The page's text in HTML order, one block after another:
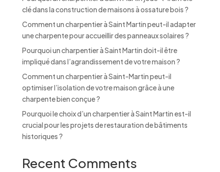
clé dans la construction de maisons à ossature bois ?
Comment un charpentier à Saint Martin peut-il adapter
une charpente pour accueillir des panneaux solaires ?
Pourquoi un charpentier à Saint Martin doit-il être
impliqué dans l’agrandissement de votre maison ?
Comment un charpentier à Saint-Martin peut-il
optimiser l’isolation de votre maison grâce à une
charpente bien conçue ?
Pourquoi le choix d’un charpentier à Saint Martin est-il
crucial pour les projets de restauration de bâtiments
historiques ?
Recent Comments